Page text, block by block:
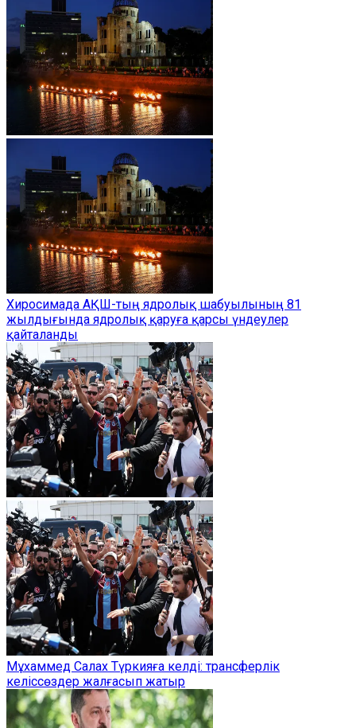
Хиросимада АҚШ-тың ядролық шабуылының 81
жылдығында ядролық қаруға қарсы үндеулер
қайталанды
Мұхаммед Салах Түркияға келді: трансферлік
келіссөздер жалғасып жатыр